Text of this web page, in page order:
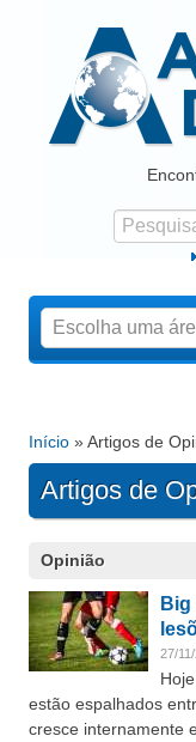
Atlas da
Formulário de
Pesquisar
Está aqui
Início » Artigos de
Artigos de
Opinião
27/
estão espalhados
cresce internamente